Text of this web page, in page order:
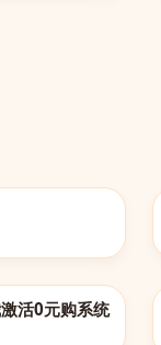
活0元购系统